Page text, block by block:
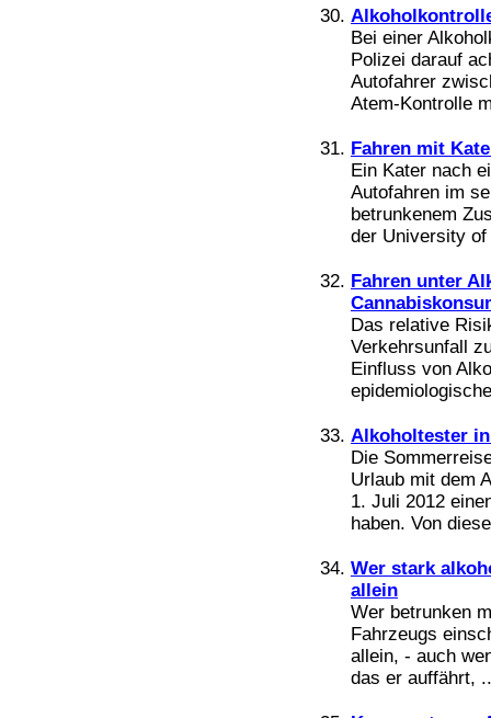
Bei einer
Polizei darauf
Autofahrer
Atem-Kontrolle
Fahren mit
Ein Kater nach
Autofahren im
betrunkenem
der University
Fahren unter
Das relative
Verkehrsunfall
Einfluss von
Alkoholtester
Die
Urlaub mit dem
1. Juli 2012
haben. Von
Wer stark
allein
Wer betrunken
Fahrzeugs
allein, - auch
das er auffährt,